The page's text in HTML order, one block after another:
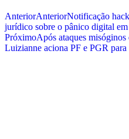
AnteriorAnteriorNotificação
jurídico sobre o pânico digital em
PróximoApós ataques
Luizianne aciona PF e PGR para